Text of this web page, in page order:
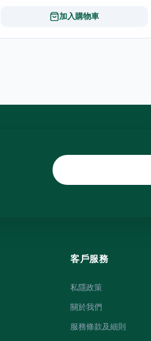
加入購物車
客戶服務
私隱政策
關於我們
服務條款及細則